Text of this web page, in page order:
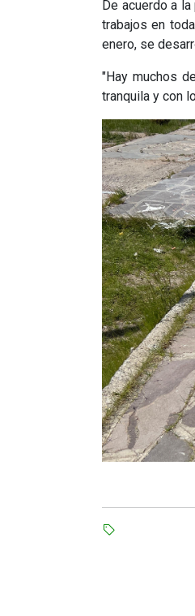
De acuerdo a
trabajos en
enero, se
"Hay muchos
tranquila y con